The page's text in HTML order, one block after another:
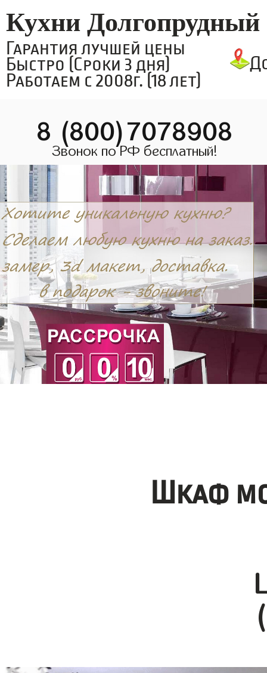
Кухни Долгопрудный
Гарантия лучшей цены
Быстро (Сроки 3 дня)
Работаем с 2008г. (18 лет)
8 (800)7078908
Звонок по РФ бесплатный!
Шкаф